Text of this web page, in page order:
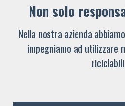
Non solo
Nella nostra azienda
impegniamo ad utilizzare